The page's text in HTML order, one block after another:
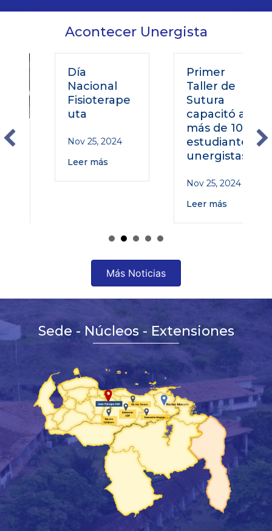
Acontecer Unergista
Día
Nacional
Fisioterape
uta
Nov 25, 2024
Leer más
Primer
Taller de
Sutura
capacitó a
más de 100
estudiantes
unergistas
Nov 25, 2024
Leer más
Más Noticias
Sede - Núcleos - Extensiones